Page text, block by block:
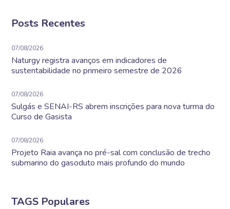
Posts Recentes
07/08/2026
Naturgy registra avanços em indicadores de
sustentabilidade no primeiro semestre de 2026
07/08/2026
Sulgás e SENAI-RS abrem inscrições para nova turma do
Curso de Gasista
07/08/2026
Projeto Raia avança no pré-sal com conclusão de trecho
submarino do gasoduto mais profundo do mundo
TAGS Populares